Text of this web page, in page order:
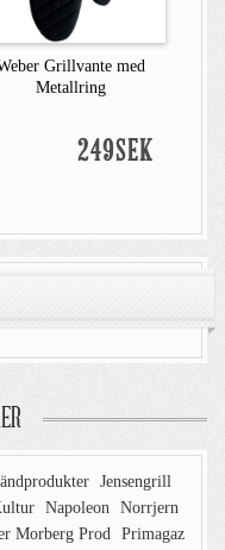
Grillvante med
Metallring
249SEK
Jensengrill
Napoleon Norrjern
Morberg Prod
Primagaz